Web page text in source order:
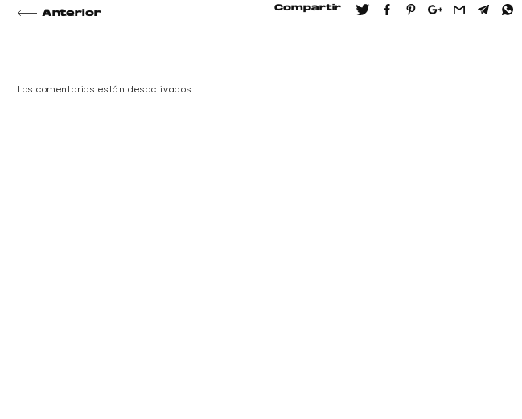
Anterior
Compartir
Los comentarios están desactivados.